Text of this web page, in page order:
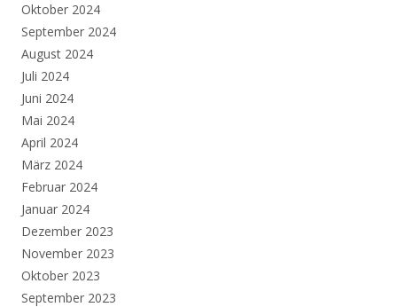
Oktober 2024
September 2024
August 2024
Juli 2024
Juni 2024
Mai 2024
April 2024
März 2024
Februar 2024
Januar 2024
Dezember 2023
November 2023
Oktober 2023
September 2023